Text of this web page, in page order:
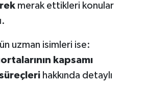
merak ettikleri konular
uzman isimleri ise:
kapsamı
hakkında detaylı